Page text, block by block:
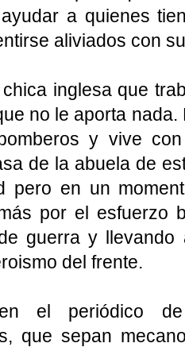
a quienes
aliviados con
inglesa que
no le aporta
y vive
de la abuela de
pero en un
por el esfuerzo
guerra y
del frente.
el periódico
que sepan